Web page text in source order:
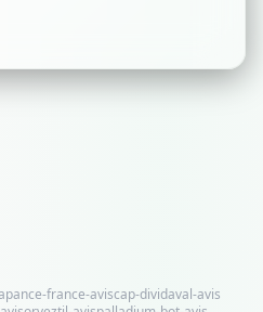
france-aviscap-dividaval-avis